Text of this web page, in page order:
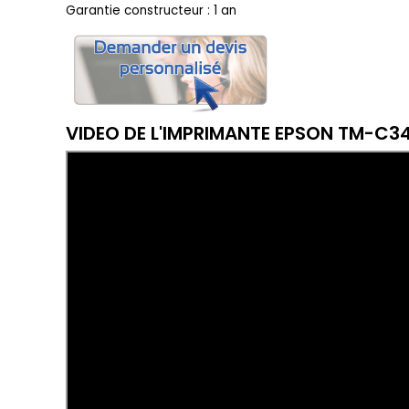
Garantie constructeur : 1 an
VIDEO DE L'IMPRIMANTE EPSON TM-